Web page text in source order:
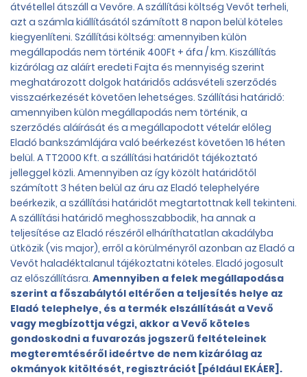
átvétellel átszáll a Vevőre. A szállítási költség Vevőt terheli,
azt a számla kiállításától számított 8 napon belül köteles
kiegyenlíteni. Szállítási költség: amennyiben külön
megállapodás nem történik 400Ft + áfa / km. Kiszállítás
kizárólag az aláírt eredeti Fajta és mennyiség szerint
meghatározott dolgok határidős adásvételi szerződés
visszaérkezését követően lehetséges. Szállítási határidő:
amennyiben külön megállapodás nem történik, a
szerződés aláírását és a megállapodott vételár előleg
Eladó bankszámlájára való beérkezést követően 16 héten
belül. A TT2000 Kft. a szállítási határidőt tájékoztató
jelleggel közli. Amennyiben az így közölt határidőtől
számított 3 héten belül az áru az Eladó telephelyére
beérkezik, a szállítási határidőt megtartottnak kell tekinteni.
A szállítási határidő meghosszabbodik, ha annak a
teljesítése az Eladó részéről elháríthatatlan akadályba
ütközik (vis major), erről a körülményről azonban az Eladó a
Vevőt haladéktalanul tájékoztatni köteles. Eladó jogosult
az előszállításra. Amennyiben a felek megállapodása
szerint a főszabálytól eltérően a teljesítés helye az
Eladó telephelye, és a termék elszállítását a Vevő
vagy megbízottja végzi, akkor a Vevő köteles
gondoskodni a fuvarozás jogszerű feltételeinek
megteremtéséről ideértve de nem kizárólag az
okmányok kitöltését, regisztrációt [például EKÁER].